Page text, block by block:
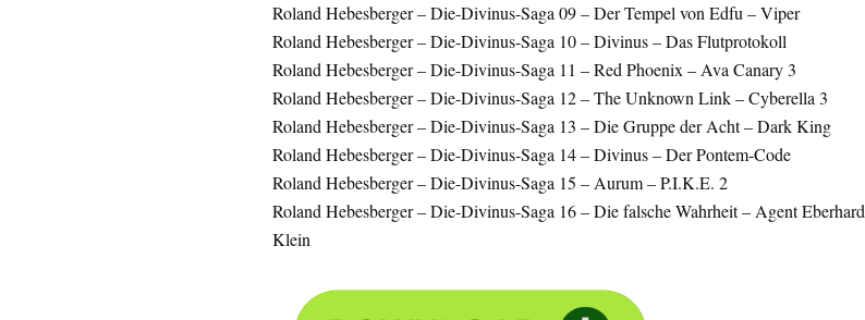
Roland Hebesberger – Die-Divinus-Saga 09 – Der Tempel von Edfu – Viper
Roland Hebesberger – Die-Divinus-Saga 10 – Divinus – Das Flutprotokoll
Roland Hebesberger – Die-Divinus-Saga 11 – Red Phoenix – Ava Canary 3
Roland Hebesberger – Die-Divinus-Saga 12 – The Unknown Link – Cyberella 3
Roland Hebesberger – Die-Divinus-Saga 13 – Die Gruppe der Acht – Dark King
Roland Hebesberger – Die-Divinus-Saga 14 – Divinus – Der Pontem-Code
Roland Hebesberger – Die-Divinus-Saga 15 – Aurum – P.I.K.E. 2
Roland Hebesberger – Die-Divinus-Saga 16 – Die falsche Wahrheit – Agent Eberhard
Klein